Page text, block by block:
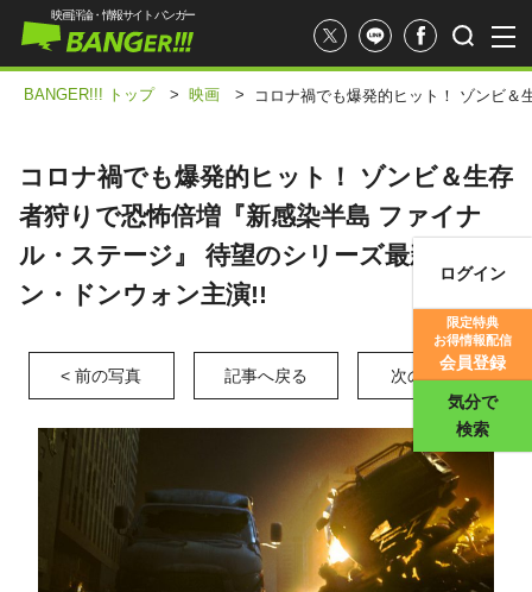
映画記事
映画評価
映画評論・情報サイト バンガー
ログイン
限定特典
お得情報配信
会員登録
気分で
検索
BANGER!!! トップ > 映画 > コロナ禍でも爆発的ヒット！ ゾンビ
コロナ禍でも爆発的ヒット！ ゾンビ＆生存
者狩りで恐怖倍増『新感染半島 ファイナ
ル・ステージ』 待望のシリーズ最新作はカ
ン・ドンウォン主演!!
< 前の写真 記事へ戻る 次の写真 >